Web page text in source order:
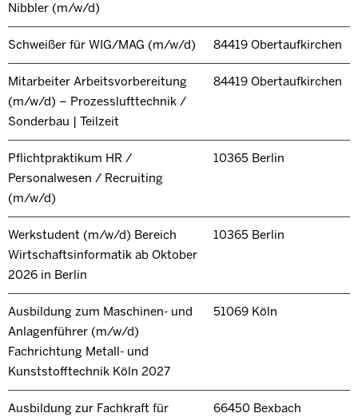
Nibbler (m/w/d)
Schweißer für WIG/MAG (m/w/d) 84419 Obertaufkirchen
Mitarbeiter Arbeitsvorbereitung
(m/w/d) – Prozesslufttechnik /
Sonderbau | Teilzeit
84419 Obertaufkirchen
Pflichtpraktikum HR /
Personalwesen / Recruiting
(m/w/d)
10365 Berlin
Werkstudent (m/w/d) Bereich
Wirtschaftsinformatik ab Oktober
2026 in Berlin
10365 Berlin
Ausbildung zum Maschinen- und
Anlagenführer (m/w/d)
Fachrichtung Metall- und
Kunststofftechnik Köln 2027
51069 Köln
Ausbildung zur Fachkraft für
66450 Bexbach